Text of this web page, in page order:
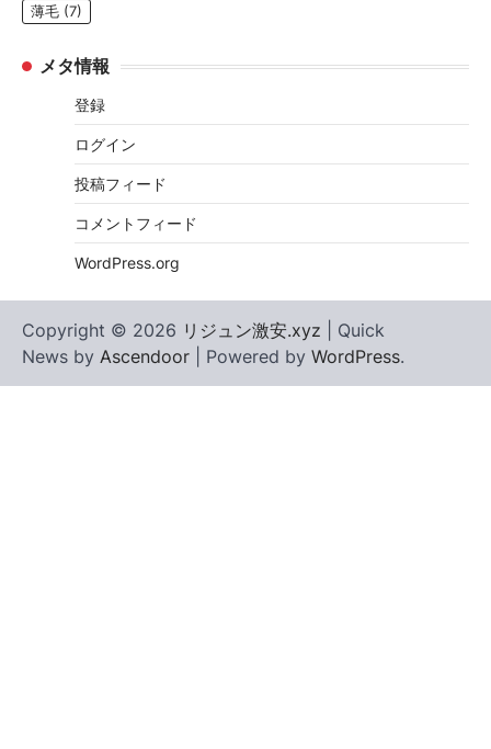
薄毛 (7)
メタ情報
登録
ログイン
投稿フィード
コメントフィード
WordPress.org
Copyright © 2026 リジュン激安.xyz | Quick
News by Ascendoor | Powered by WordPress.